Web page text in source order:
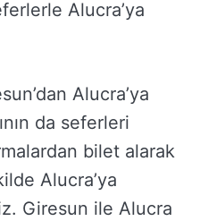
Alucra’ya
Alucra’ya
da seferleri
bilet alarak
Alucra’ya
Giresun ile Alucra